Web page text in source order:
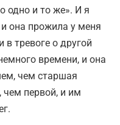
одно и то же». И я
она прожила у меня
тревоге о другой
времени, и она
чем старшая
чем первой, и им